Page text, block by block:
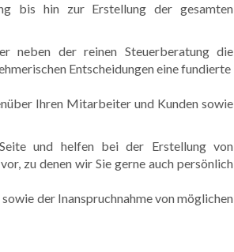
bis hin zur Erstellung der gesamten
neben der reinen Steuerberatung die
Entscheidungen eine fundierte
Ihren Mitarbeiter und Kunden sowie
und helfen bei der Erstellung von
zu denen wir Sie gerne auch persönlich
der Inanspruchnahme von möglichen